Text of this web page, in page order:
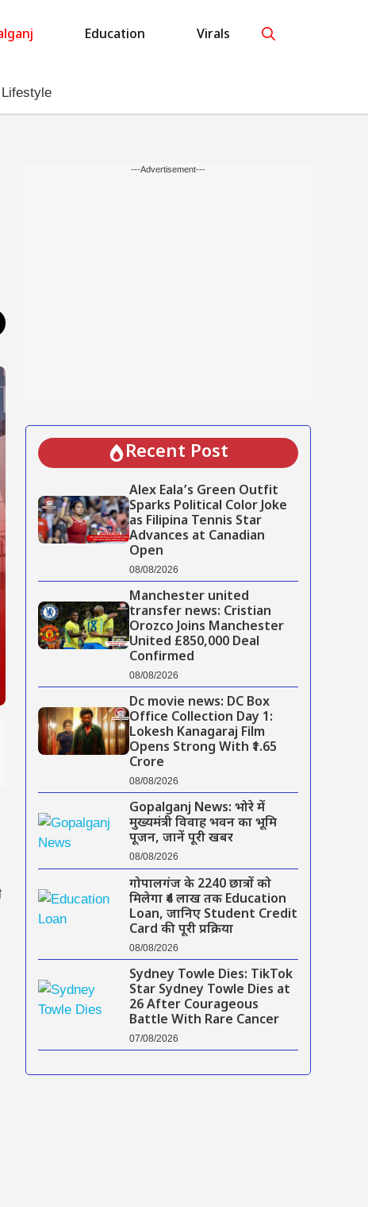
Education Virals
Lifestyle
---Advertisement---
Recent Post
Alex Eala’s Green Outfit
Sparks Political Color Joke
as Filipina Tennis Star
Advances at Canadian
Open
08/08/2026
Manchester united
transfer news: Cristian
Orozco Joins Manchester
United £850,000 Deal
Confirmed
08/08/2026
Dc movie news: DC Box
Office Collection Day 1:
Lokesh Kanagaraj Film
Opens Strong With ₹1.65
Crore
08/08/2026
Gopalganj News: भोरे में
मुख्यमंत्री विवाह भवन का भूमि
पूजन, जानें पूरी खबर
08/08/2026
गोपालगंज के 2240 छात्रों को
मिलेगा ₹4 लाख तक Education
Loan, जानिए Student Credit
Card की पूरी प्रक्रिया
08/08/2026
Sydney Towle Dies: TikTok
Star Sydney Towle Dies at
26 After Courageous
Battle With Rare Cancer
07/08/2026